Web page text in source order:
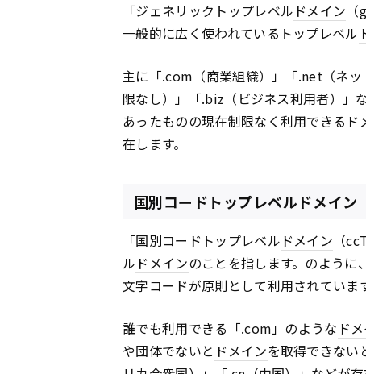
「ジェネリックトップレベル ドメイン
一般的に広く使われているトップレベル
主に「.com（商業組織）」「.net（ネ
限なし）」「.biz（ビジネス利用者）」
あったものの現在制限なく利用できる ド
在します。
国別コードトップレベルドメイン
「国別コードトップレベル ドメイン （
ル ドメインのことを指します。のよう
文字コードが原則として利用されていま
誰でも利用できる「.com」のような ド
や団体でないと ドメインを取得できない